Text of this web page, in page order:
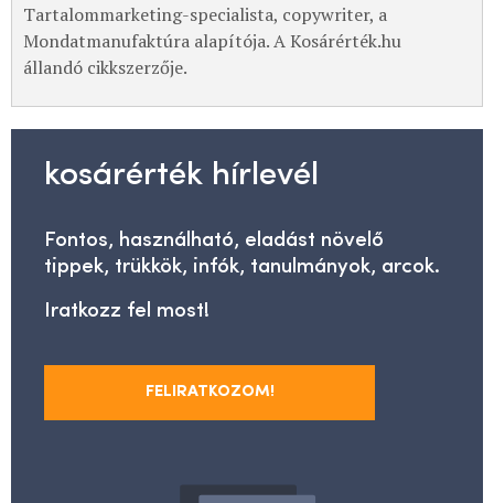
Tartalommarketing-specialista, copywriter, a
Mondatmanufaktúra alapítója. A Kosárérték.hu
állandó cikkszerzője.
kosárérték hírlevél
Fontos, használható, eladást növelő
tippek, trükkök, infók, tanulmányok, arcok.
Iratkozz fel most!
FELIRATKOZOM!